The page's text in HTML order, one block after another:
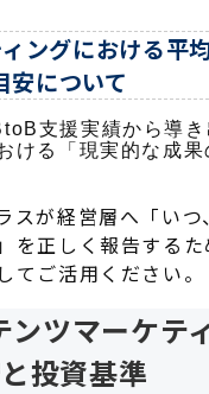
ングにおける平
安について
支援実績から導き
ける「現実的な成
スが経営層へ「いつ
を正しく報告する
てご活用ください。
ツマーケテ
投資基準